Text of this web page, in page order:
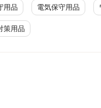
用品 電気保守用品
策用品